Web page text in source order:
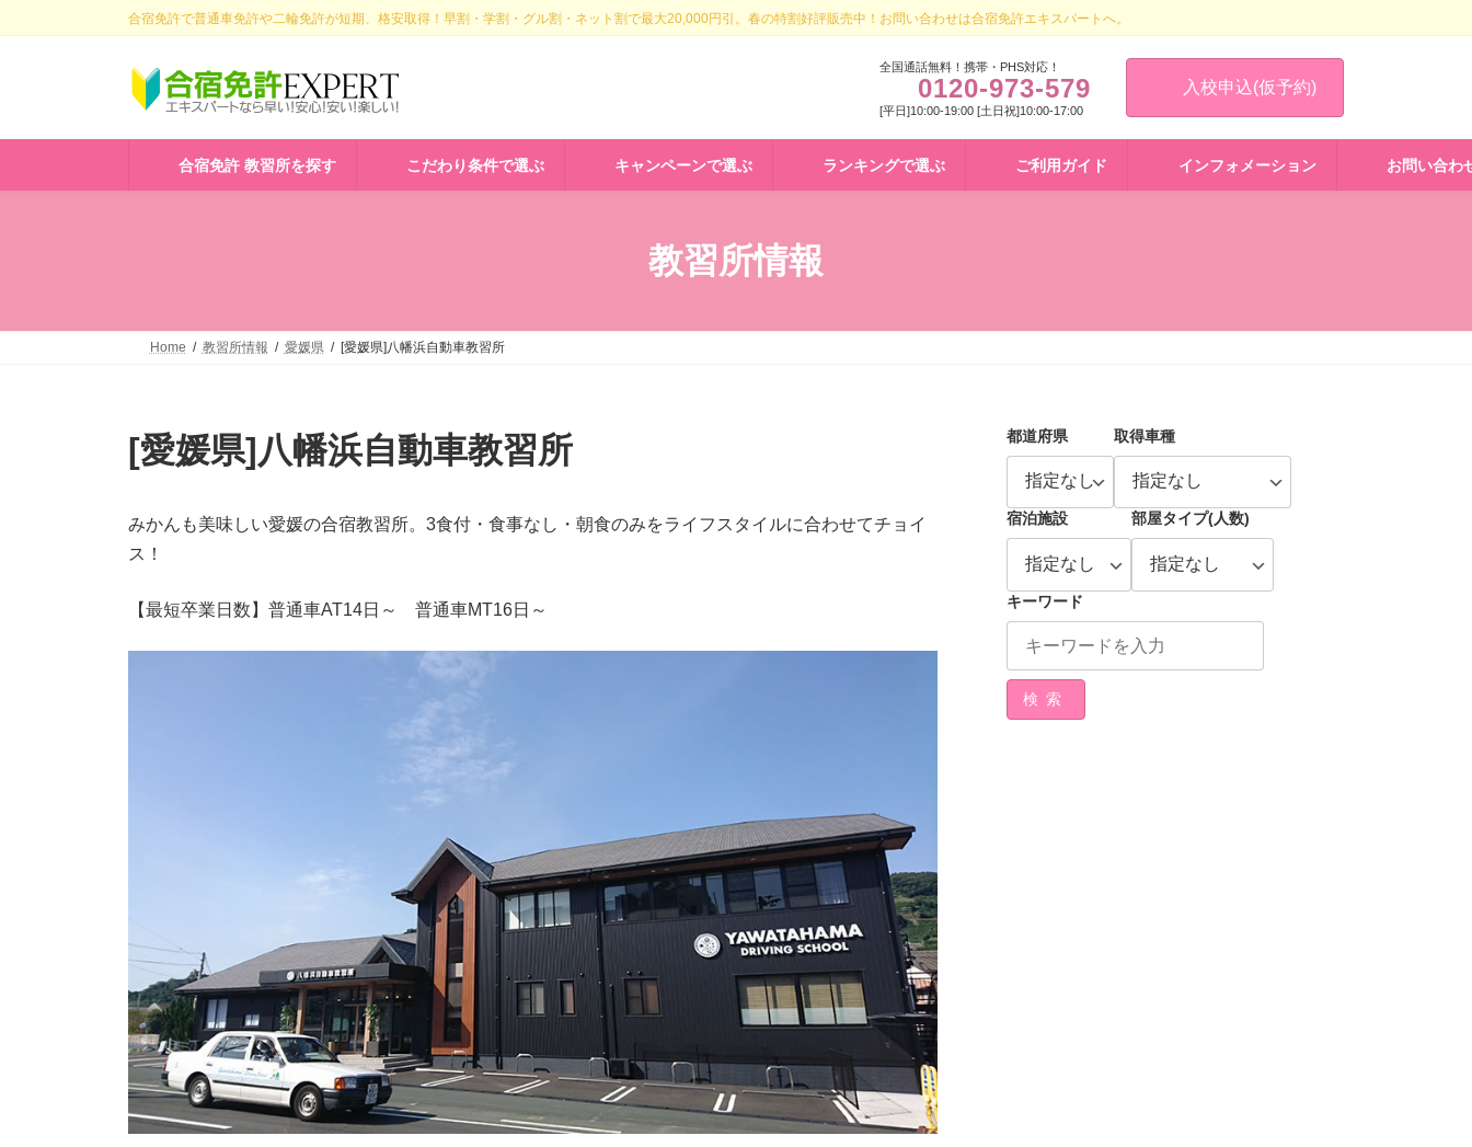
ン
ッ
ビ
移
合宿免許で普通車免許や二輪免許が短期、格安取得！早割・学割・グル割・ネット割で最大20,000円引。春の特割好評販売中！お問い合わせは合宿免許エキスパートへ。
全国通話無料！携帯・PHS対応！
0120-973-579
[平日]10:00-19:00 [土日祝]10:00-17:00
入校申込(仮予約)
合宿免許 教習所を探す こだわり条件で選ぶ キャンペーンで選ぶ ランキングで選ぶ ご利用ガイド インフォメーション お問い合わ
教習所情報
Home 教習所情報 愛媛県 [愛媛県]八幡浜自動車教習所
[愛媛県]八幡浜自動車教習所
みかんも美味しい愛媛の合宿教習所。3食付・食事なし・朝食のみをライフスタイルに合わせてチョイ
ス！
【最短卒業日数】普通車AT14日～ 普通車MT16日～
都道府県 取得車種
宿泊施設 部屋タイプ(人数)
キーワード
検索